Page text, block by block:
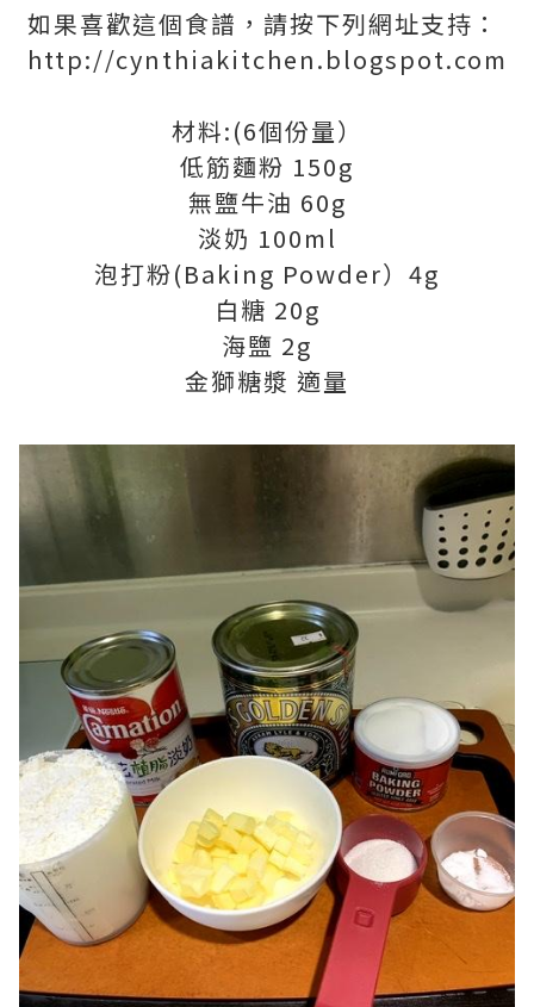
如果喜歡這個食譜，請按下列網址支持：
http://cynthiakitchen.blogspot.com
材料:(6個份量）
低筋麵粉 150g
無鹽牛油 60g
淡奶 100ml
泡打粉(Baking Powder）4g
白糖 20g
海鹽 2g
金獅糖漿 適量